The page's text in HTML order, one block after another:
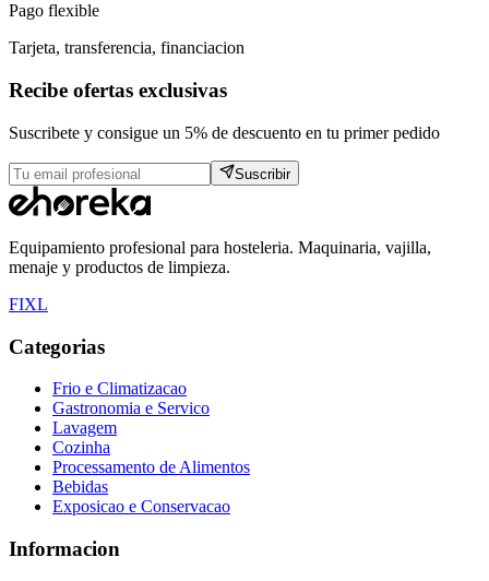
Pago flexible
Tarjeta, transferencia, financiacion
Recibe ofertas exclusivas
Suscribete y consigue un 5% de descuento en tu primer pedido
Suscribir
Equipamiento profesional para hosteleria. Maquinaria, vajilla,
menaje y productos de limpieza.
FIXL
Categorias
Frio e Climatizacao
Gastronomia e Servico
Lavagem
Cozinha
Processamento de Alimentos
Bebidas
Exposicao e Conservacao
Informacion